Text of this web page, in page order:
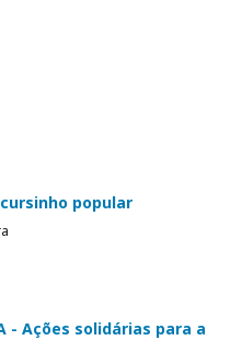
popular
- Ações solidárias para a